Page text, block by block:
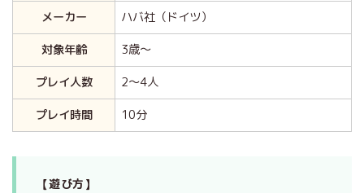
メーカー
ハバ社（ドイツ）
対象年齢
3歳～
プレイ人数
2～4人
プレイ時間
10分
【遊び方】